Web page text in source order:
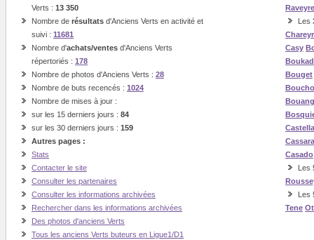
Verts : 13 350
Nombre de résultats d'Anciens Verts en activité et
suivi : 11681
Nombre d'achats/ventes d'Anciens Verts
répertoriés : 178
Nombre de photos d'Anciens Verts : 28
Nombre de buts recencés : 1024
Nombre de mises à jour :
sur les 15 derniers jours : 84
sur les 30 derniers jours : 159
Autres pages :
Stats
Contacter le site
Consulter les partenaires
Consulter les informations archivées
Rechercher dans les informations archivées
Des photos d'anciens Verts
Tous les anciens Verts buteurs en Ligue1/D1
Raveyre
Les
Casy
Bouget
Cassara
Casado
Les
Les
Tene